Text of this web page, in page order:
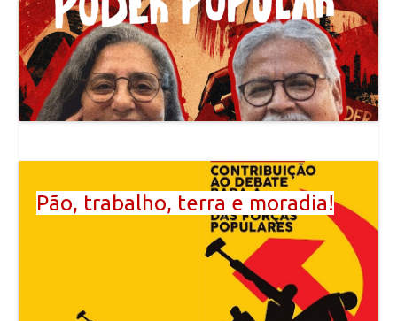
Pão, trabalho, terra e moradia!